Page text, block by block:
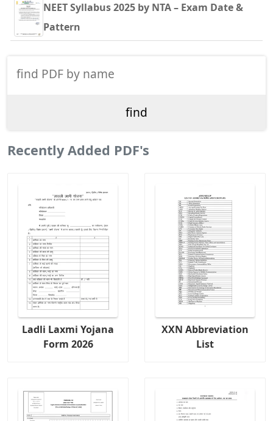
NEET Syllabus 2025 by NTA – Exam Date &
Pattern
Recently Added PDF's
Ladli Laxmi Yojana
Form 2026
XXN Abbreviation
List